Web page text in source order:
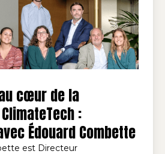
cœur de la
:
Édouard Combette
est Directeur